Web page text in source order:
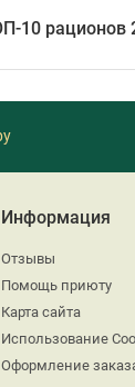
10 рационов
Информация
Отзывы
Помощь приюту
Карта сайта
Использование
Оформление